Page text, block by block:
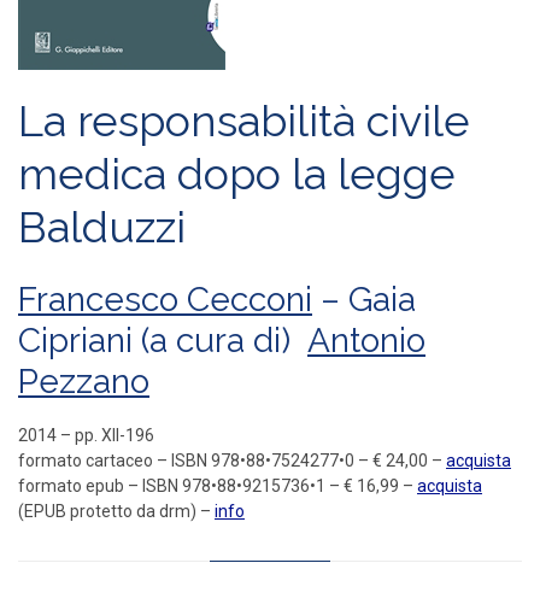
La responsabilità civile
medica dopo la legge
Balduzzi
Francesco Cecconi – Gaia
Cipriani (a cura di) Antonio
Pezzano
2014 – pp. XII-196
formato cartaceo – ISBN 978•88•7524277•0 – € 24,00 – acquista
formato epub – ISBN 978•88•9215736•1 – € 16,99 – acquista
(EPUB protetto da drm) – info